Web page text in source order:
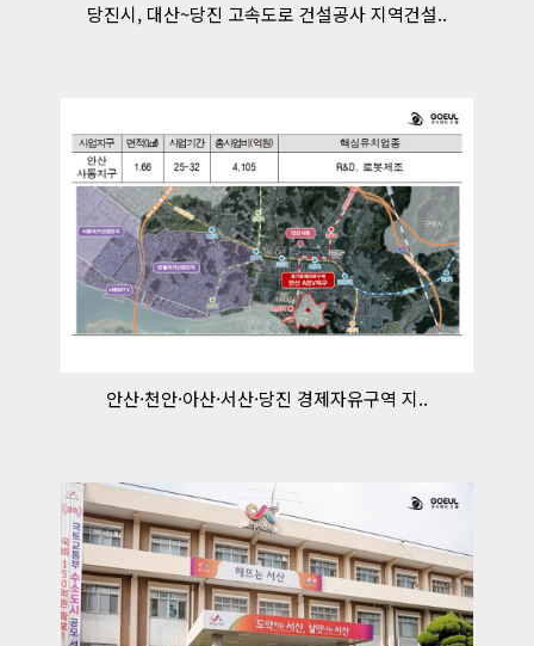
당진시, 대산~당진 고속도로 건설공사 지역건설..
안산·천안·아산·서산·당진 경제자유구역 지..